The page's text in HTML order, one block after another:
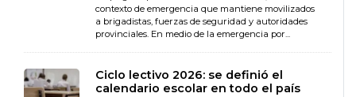
contexto de emergencia que mantiene movilizados
a brigadistas, fuerzas de seguridad y autoridades
provinciales. En medio de la emergencia por...
Ciclo lectivo 2026: se definió el
calendario escolar en todo el país